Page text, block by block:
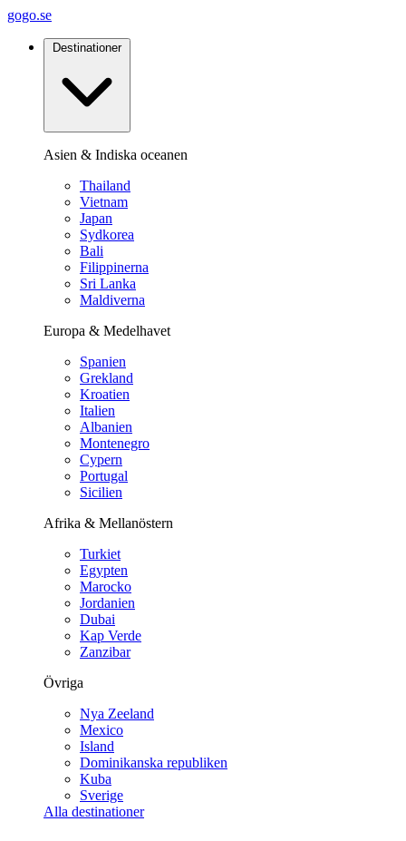
gogo.se
Destinationer
Asien & Indiska oceanen
Thailand
Vietnam
Japan
Sydkorea
Bali
Filippinerna
Sri Lanka
Maldiverna
Europa & Medelhavet
Spanien
Grekland
Kroatien
Italien
Albanien
Montenegro
Cypern
Portugal
Sicilien
Afrika & Mellanöstern
Turkiet
Egypten
Marocko
Jordanien
Dubai
Kap Verde
Zanzibar
Övriga
Nya Zeeland
Mexico
Island
Dominikanska republiken
Kuba
Sverige
Alla destinationer